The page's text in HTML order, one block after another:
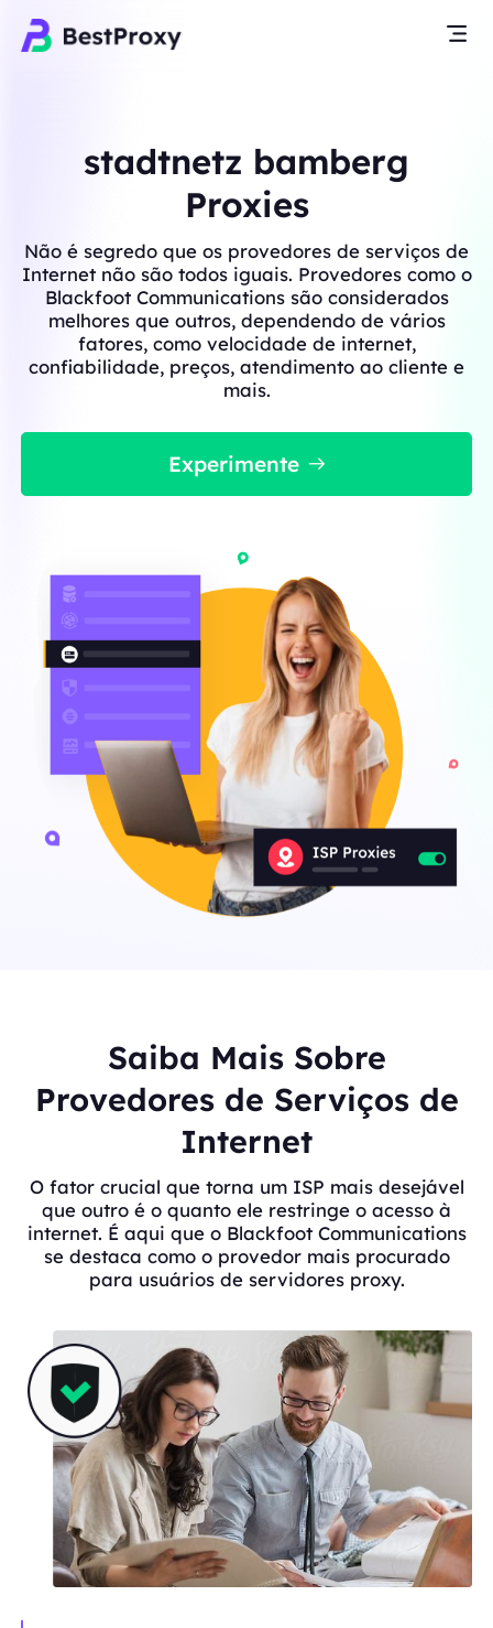
stadtnetz bamberg
Proxies
Não é segredo que os provedores de serviços de
Internet não são todos iguais. Provedores como o
Blackfoot Communications são considerados
melhores que outros, dependendo de vários
fatores, como velocidade de internet,
confiabilidade, preços, atendimento ao cliente e
mais.
Experimente
Saiba Mais Sobre
Provedores de Serviços de
Internet
O fator crucial que torna um ISP mais desejável
que outro é o quanto ele restringe o acesso à
internet. É aqui que o Blackfoot Communications
se destaca como o provedor mais procurado
para usuários de servidores proxy.